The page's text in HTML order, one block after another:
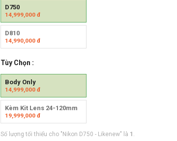
D750
14,999,000đ
D810
14,990,000đ
Tùy Chọn :
Body Only
14,999,000đ
Kèm Kit Lens 24-120mm
19,999,000đ
Số lượng tối thiểu cho "Nikon D750 - Likenew" là 1 .